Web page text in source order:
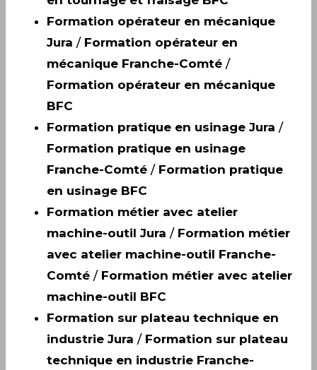
Formation opérateur en mécanique
Jura / Formation opérateur en
mécanique Franche-Comté /
Formation opérateur en mécanique
BFC
Formation pratique en usinage Jura /
Formation pratique en usinage
Franche-Comté / Formation pratique
en usinage BFC
Formation métier avec atelier
machine-outil Jura / Formation métier
avec atelier machine-outil Franche-
Comté / Formation métier avec atelier
machine-outil BFC
Formation sur plateau technique en
industrie Jura / Formation sur plateau
technique en industrie Franche-